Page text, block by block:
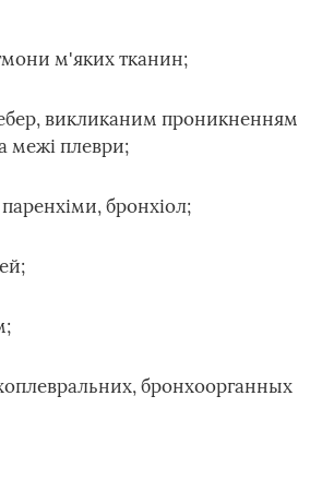
м'яких тканин;
викликаним проникненням
межі плеври;
бронхіол;
бронхоорганных